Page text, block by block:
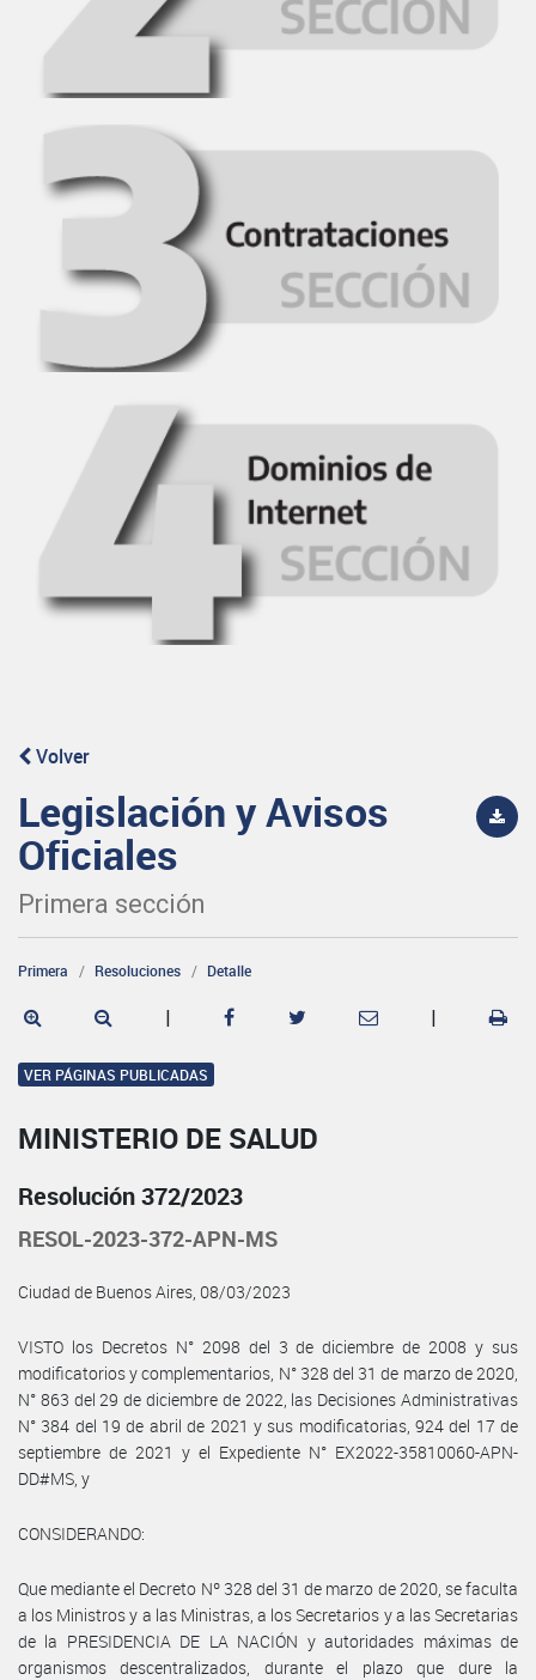
Volver
Legislación y Avisos
Oficiales
Primera sección
Primera Resoluciones Detalle
| |
VER PÁGINAS PUBLICADAS
MINISTERIO DE SALUD
Resolución 372/2023
RESOL-2023-372-APN-MS
Ciudad de Buenos Aires, 08/03/2023
VISTO los Decretos N° 2098 del 3 de diciembre de 2008 y sus
modificatorios y complementarios, N° 328 del 31 de marzo de 2020,
N° 863 del 29 de diciembre de 2022, las Decisiones Administrativas
N° 384 del 19 de abril de 2021 y sus modificatorias, 924 del 17 de
septiembre de 2021 y el Expediente N° EX2022-35810060-APN-
DD#MS, y
CONSIDERANDO:
Que mediante el Decreto Nº 328 del 31 de marzo de 2020, se faculta
a los Ministros y a las Ministras, a los Secretarios y a las Secretarias
de la PRESIDENCIA DE LA NACIÓN y autoridades máximas de
organismos descentralizados, durante el plazo que dure la